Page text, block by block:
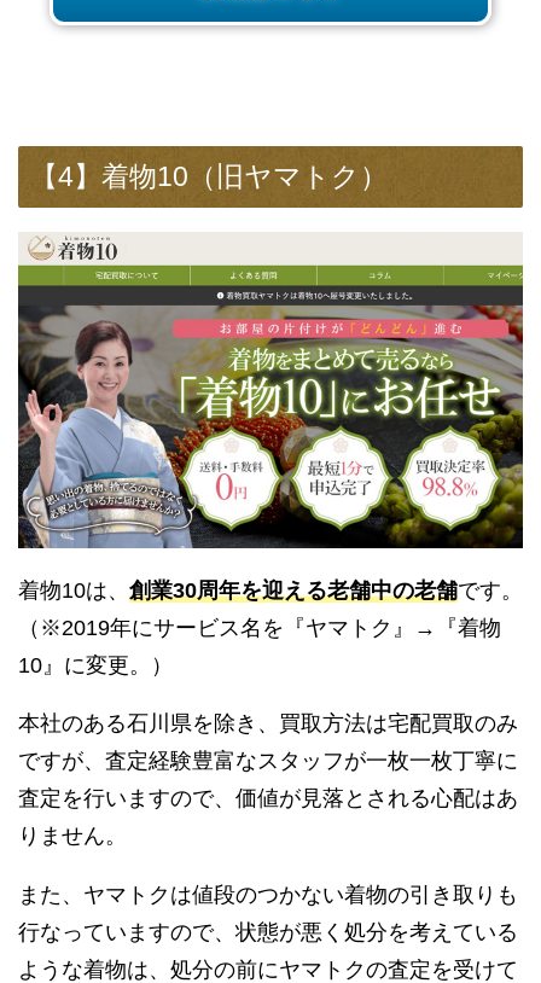
【4】着物10（旧ヤマトク）
着物10は、 創業30周年を迎える老舗中の老舗です。
（※2019年にサービス名を『ヤマトク』→『着物
10』に変更。）
本社のある石川県を除き、買取方法は宅配買取のみ
ですが、査定経験豊富なスタッフが一枚一枚丁寧に
査定を行いますので、価値が見落とされる心配はあ
りません。
また、ヤマトクは値段のつかない着物の引き取りも
行なっていますので、状態が悪く処分を考えている
ような着物は、処分の前にヤマトクの査定を受けて